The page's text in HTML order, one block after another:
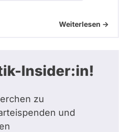
Weiterlesen ->
Insider:in!
zu
und